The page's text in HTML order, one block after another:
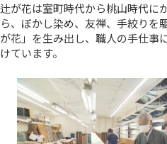
辻が花は室町時代から桃山時代に
ら、ぼかし染め、友禅、手絞り
が花」を生み出し、職人の手仕事
けています。